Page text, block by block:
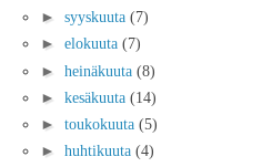
► syyskuuta (7)
► elokuuta (7)
► heinäkuuta (8)
► kesäkuuta (14)
► toukokuuta (5)
► huhtikuuta (4)